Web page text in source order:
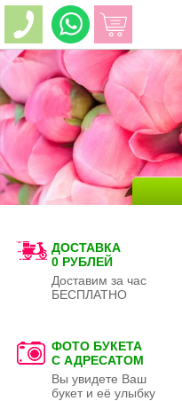
ДОСТАВКА
0 РУБЛЕЙ
Доставим за час
БЕСПЛАТНО
ФОТО БУКЕТА
С АДРЕСАТОМ
Вы увидете Ваш
букет и её улыбку